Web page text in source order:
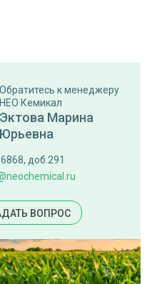
Обратитесь к менеджеру
НЕО Кемикал
Эктова Марина
Юрьевна
доб.291
ВОПРОС